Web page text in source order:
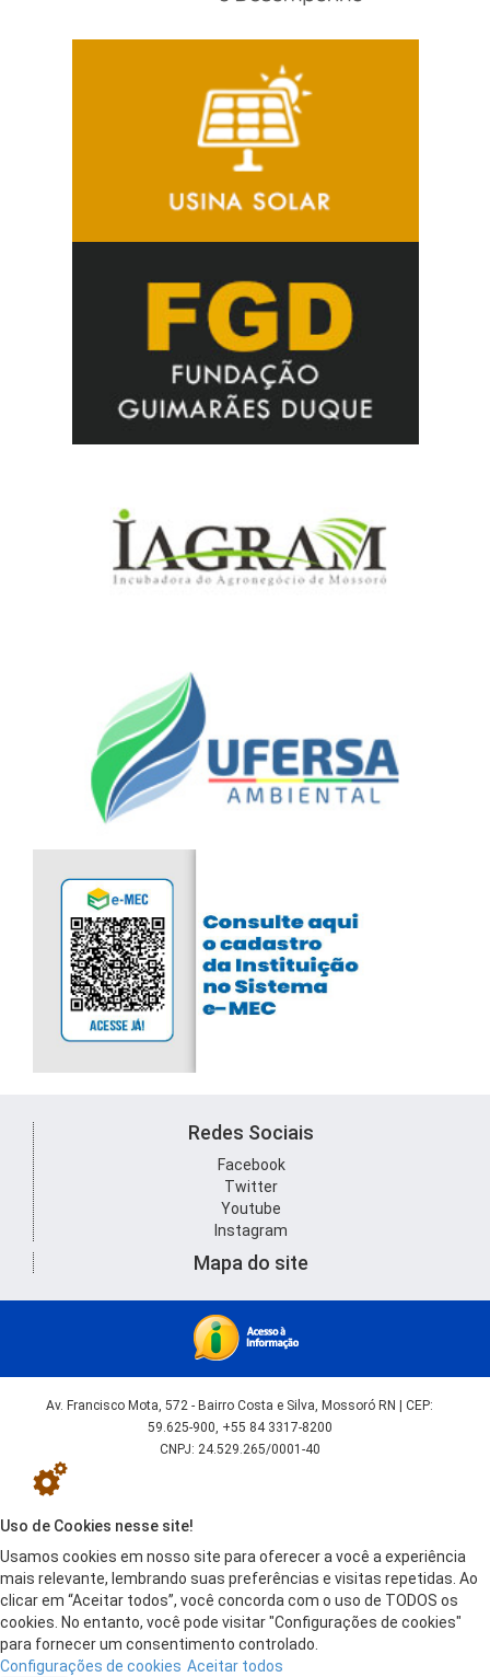
Redes Sociais
Facebook
Twitter
Youtube
Instagram
Mapa do site
Av. Francisco Mota, 572 - Bairro Costa e Silva, Mossoró RN | CEP:
59.625-900, +55 84 3317-8200
CNPJ: 24.529.265/0001-40
Uso de Cookies nesse site!
Usamos cookies em nosso site para oferecer a você a experiência
mais relevante, lembrando suas preferências e visitas repetidas. Ao
clicar em “Aceitar todos”, você concorda com o uso de TODOS os
cookies. No entanto, você pode visitar "Configurações de cookies"
para fornecer um consentimento controlado.
Configurações de cookies Aceitar todos